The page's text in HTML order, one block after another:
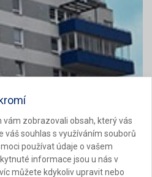
NAD BYTOVÝMI
11
2021
vám zobrazovali obsah, který vás
váš souhlas s využíváním souborů
používat údaje o vašem
informace jsou u nás v
můžete kdykoliv upravit nebo